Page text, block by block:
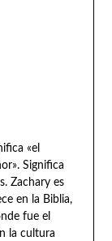
«el
Significa
Zachary es
en la Biblia,
fue el
la cultura